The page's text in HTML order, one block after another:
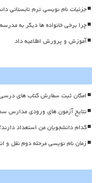
جزئیات نام نویسی ترم تابستانی
چرا برخی خانواده ها دیگر به
آموزش و پرورش اطلاعیه داد
امکان ثبت سفارش کتاب های درسی برای
نتایج آزمون های ورودی مدارس
کدام دانشجویان من استعداد
زمان نام نویسی مرحله دوم نقل و